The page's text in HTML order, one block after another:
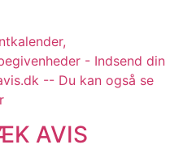
- Indsend din
-- Du kan også se
AVIS